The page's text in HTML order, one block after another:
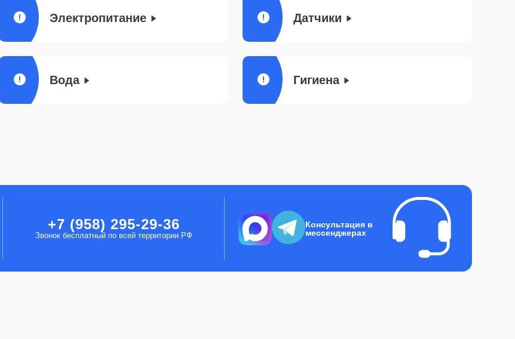
Электропитание Датчики
Вода Гигиена
+7 (958) 295-29-36
Звонок бесплатный по всей территории РФ
Консультация в
мессенджерах